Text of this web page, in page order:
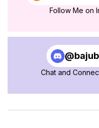
Follow Me on
Chat and